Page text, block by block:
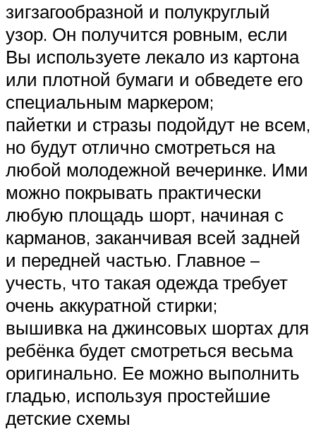
зигзагообразной и полукруглый
узор. Он получится ровным, если
Вы используете лекало из картона
или плотной бумаги и обведете его
специальным маркером;
пайетки и стразы подойдут не всем,
но будут отлично смотреться на
любой молодежной вечеринке. Ими
можно покрывать практически
любую площадь шорт, начиная с
карманов, заканчивая всей задней
и передней частью. Главное –
учесть, что такая одежда требует
очень аккуратной стирки;
вышивка на джинсовых шортах для
ребёнка будет смотреться весьма
оригинально. Ее можно выполнить
гладью, используя простейшие
детские схемы